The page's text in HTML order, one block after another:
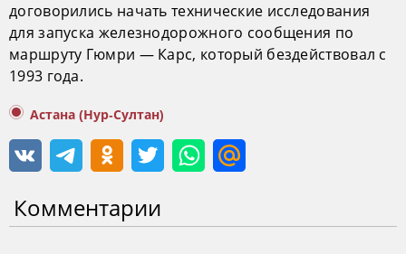
договорились начать технические исследования
для запуска железнодорожного сообщения по
маршруту Гюмри — Карс, который бездействовал с
1993 года.
Астана (Нур-Султан)
Комментарии